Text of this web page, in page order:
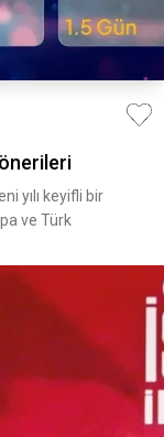
yılı keyifli bir
ve Türk